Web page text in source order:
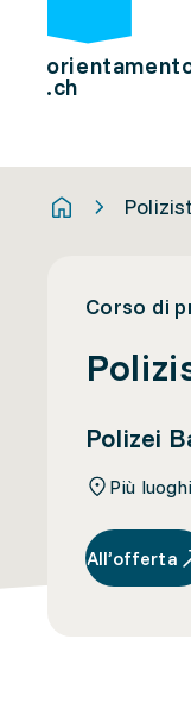
.ch
Corso di
Polizei
Più
All’offerta